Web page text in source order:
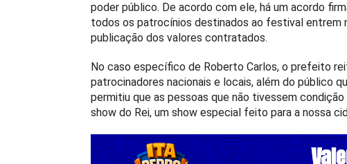
poder público. De acordo com ele, há um acordo
todos os patrocínios destinados ao festival entrem
publicação dos valores contratados.
No caso específico de Roberto Carlos, o prefeito
patrocinadores nacionais e locais, além do público
permitiu que as pessoas que não tivessem
show do Rei, um show especial feito para a nossa